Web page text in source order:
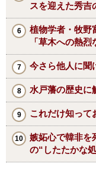
スを迎えた秀吉
植物学者・牧野
「草木への熱烈
今さら他人に聞
水戸藩の歴史に
これだけ知って
嫉妬心で韓非を
の“したたかな